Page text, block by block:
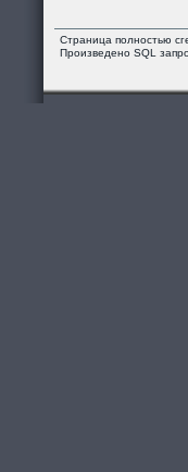
Страница полностью
Произведено SQL